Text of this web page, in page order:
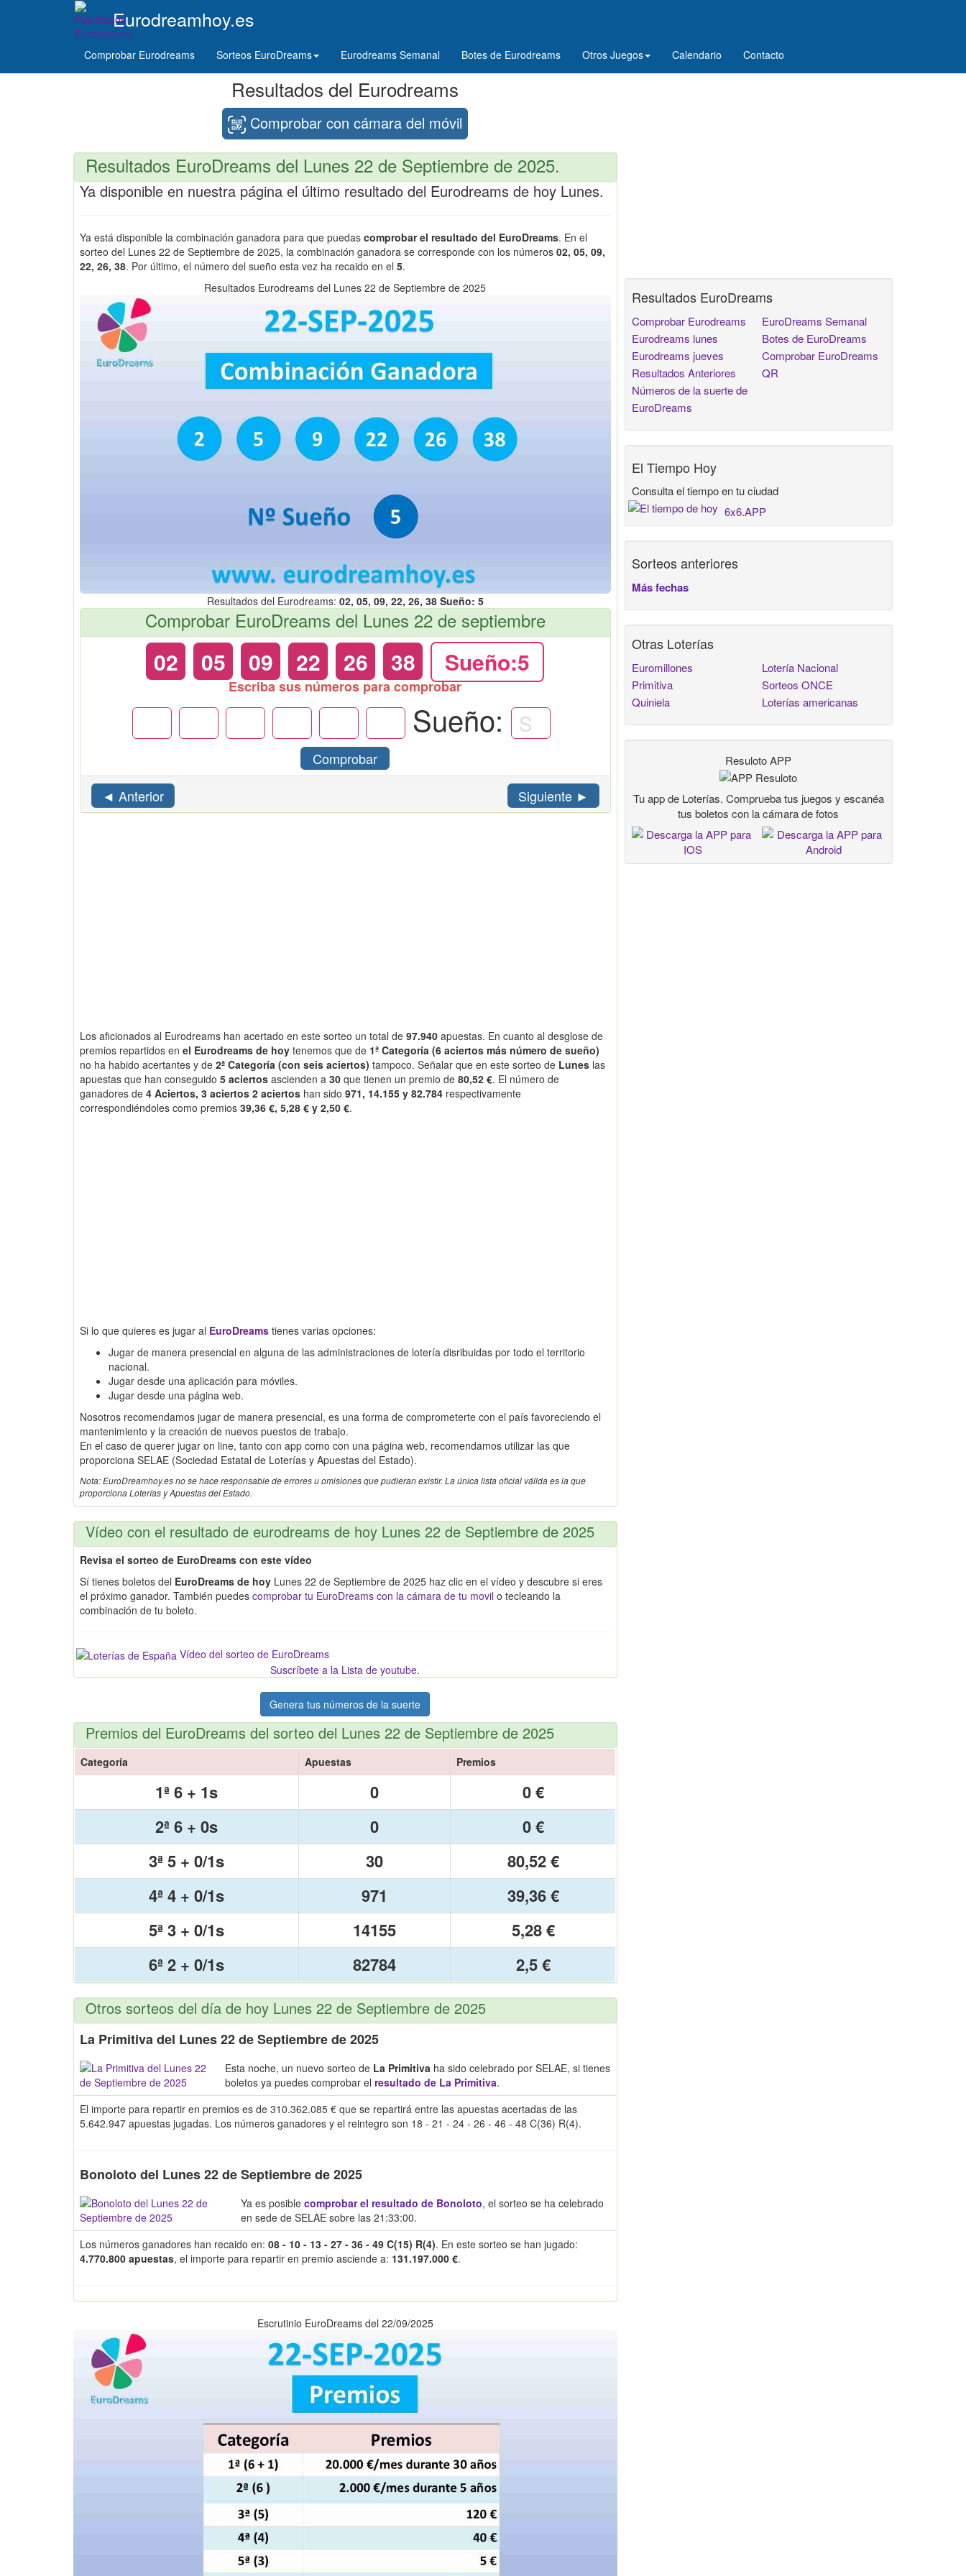
Eurodreamhoy.es
Comprobar Eurodreams Sorteos EuroDreams Eurodreams Semanal Botes de Eurodreams Otros Juegos Calendario Contacto
Resultados del Eurodreams
Comprobar con cámara del móvil
Resultados EuroDreams del Lunes 22 de Septiembre de 2025.
Ya disponible en nuestra página el último resultado del Eurodreams de hoy Lunes.
Ya está disponible la combinación ganadora para que puedas comprobar el resultado del EuroDreams. En el
sorteo del Lunes 22 de Septiembre de 2025, la combinación ganadora se corresponde con los números 02, 05, 09,
22, 26, 38. Por último, el número del sueño esta vez ha recaido en el 5.
Resultados Eurodreams del Lunes 22 de Septiembre de 2025
Resultados del Eurodreams: 02, 05, 09, 22, 26, 38 Sueño: 5
Comprobar EuroDreams del Lunes 22 de septiembre
02 05 09 22 26 38 Sueño:5
Escriba sus números para comprobar
Sueño:
Comprobar
◄ Anterior
Siguiente ►
Los aficionados al Eurodreams han acertado en este sorteo un total de 97.940 apuestas. En cuanto al desglose de
premios repartidos en el Eurodreams de hoy tenemos que de 1ª Categoría (6 aciertos más número de sueño)
no ha habido acertantes y de 2ª Categoría (con seis aciertos) tampoco. Señalar que en este sorteo de Lunes las
apuestas que han conseguido 5 aciertos ascienden a 30 que tienen un premio de 80,52 €. El número de
ganadores de 4 Aciertos, 3 aciertos 2 aciertos han sido 971, 14.155 y 82.784 respectivamente
correspondiéndoles como premios 39,36 €, 5,28 € y 2,50 €.
Si lo que quieres es jugar al EuroDreams tienes varias opciones:
Jugar de manera presencial en alguna de las administraciones de lotería disribuidas por todo el territorio
nacional.
Jugar desde una aplicación para móviles.
Jugar desde una página web.
Nosotros recomendamos jugar de manera presencial, es una forma de comprometerte con el país favoreciendo el
mantenimiento y la creación de nuevos puestos de trabajo.
En el caso de querer jugar on line, tanto con app como con una página web, recomendamos utilizar las que
proporciona SELAE (Sociedad Estatal de Loterías y Apuestas del Estado).
Nota: EuroDreamhoy.es no se hace responsable de errores u omisiones que pudieran existir. La única lista oficial válida es la que
proporciona Loterías y Apuestas del Estado.
Vídeo con el resultado de eurodreams de hoy Lunes 22 de Septiembre de 2025
Revisa el sorteo de EuroDreams con este vídeo
Sí tienes boletos del EuroDreams de hoy Lunes 22 de Septiembre de 2025 haz clic en el vídeo y descubre si eres
el próximo ganador. También puedes comprobar tu EuroDreams con la cámara de tu movil o tecleando la
combinación de tu boleto.
Vídeo del sorteo de EuroDreams
Suscríbete a la Lista de youtube.
Genera tus números de la suerte
Premios del EuroDreams del sorteo del Lunes 22 de Septiembre de 2025
Categoría Apuestas Premios
1ª 6 + 1s 0
0 €
2ª 6 + 0s
0
0 €
3ª 5 + 0/1s
30
80,52 €
4ª 4 + 0/1s
971
39,36 €
5ª 3 + 0/1s
14155
5,28 €
6ª 2 + 0/1s
82784 2,5 €
Otros sorteos del día de hoy Lunes 22 de Septiembre de 2025
La Primitiva del Lunes 22 de Septiembre de 2025
Esta noche, un nuevo sorteo de La Primitiva ha sido celebrado por SELAE, si tienes
boletos ya puedes comprobar el resultado de La Primitiva.
El importe para repartir en premios es de 310.362.085 € que se repartirá entre las apuestas acertadas de las
5.642.947 apuestas jugadas. Los números ganadores y el reintegro son 18 - 21 - 24 - 26 - 46 - 48 C(36) R(4).
Bonoloto del Lunes 22 de Septiembre de 2025
Ya es posible comprobar el resultado de Bonoloto, el sorteo se ha celebrado
en sede de SELAE sobre las 21:33:00.
Los números ganadores han recaido en: 08 - 10 - 13 - 27 - 36 - 49 C(15) R(4). En este sorteo se han jugado:
4.770.800 apuestas, el importe para repartir en premio asciende a: 131.197.000 €.
Escrutinio EuroDreams del 22/09/2025
Resultados EuroDreams
Comprobar Eurodreams
Eurodreams lunes
Eurodreams jueves
Resultados Anteriores
Números de la suerte de
EuroDreams
EuroDreams Semanal
Botes de EuroDreams
Comprobar EuroDreams
QR
El Tiempo Hoy
Consulta el tiempo en tu ciudad
6x6.APP
Sorteos anteriores
Más fechas
Otras Loterías
Euromillones
Primitiva
Quiniela
Lotería Nacional
Sorteos ONCE
Loterías americanas
Resuloto APP
Tu app de Loterías. Comprueba tus juegos y escanéa
tus boletos con la cámara de fotos